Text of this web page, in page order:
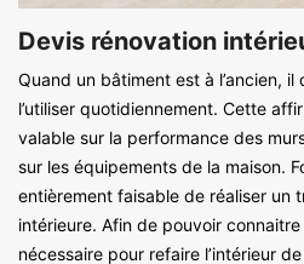
Devis rénovation
Quand un bâtiment est à l’ancien,
l’utiliser quotidiennement. Cette
valable sur la performance des
sur les équipements de la maison.
entièrement faisable de réaliser un
intérieure. Afin de pouvoir
nécessaire pour refaire l’intérieur